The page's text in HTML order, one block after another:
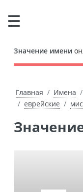
Значение имени
Главная Имена
еврейские